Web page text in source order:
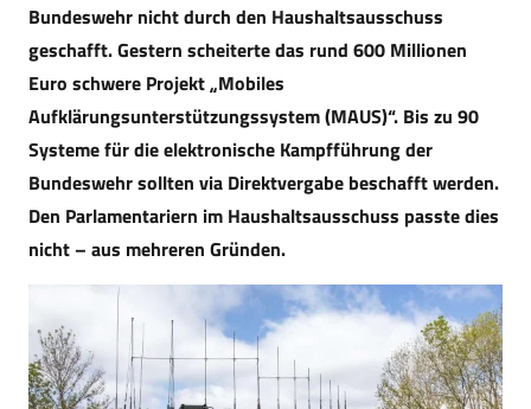
Bundeswehr nicht durch den Haushaltsausschuss
geschafft. Gestern scheiterte das rund 600 Millionen
Euro schwere Projekt „Mobiles
Aufklärungsunterstützungssystem (MAUS)“. Bis zu 90
Systeme für die elektronische Kampfführung der
Bundeswehr sollten via Direktvergabe beschafft werden.
Den Parlamentariern im Haushaltsausschuss passte dies
nicht – aus mehreren Gründen.